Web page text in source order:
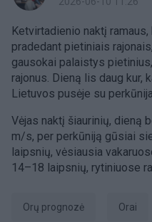
Ketvirtadienio naktį
pradedant pietiniais
gausokai palaistys
rajonus. Dieną lis daug kur,
Lietuvos pusėje su
Vėjas naktį šiaurinių, dieną
m/s, per perkūniją gūsiai
laipsnių, vėsiausia
14–18 laipsnių, rytiniuose
Orų prognozė Orai